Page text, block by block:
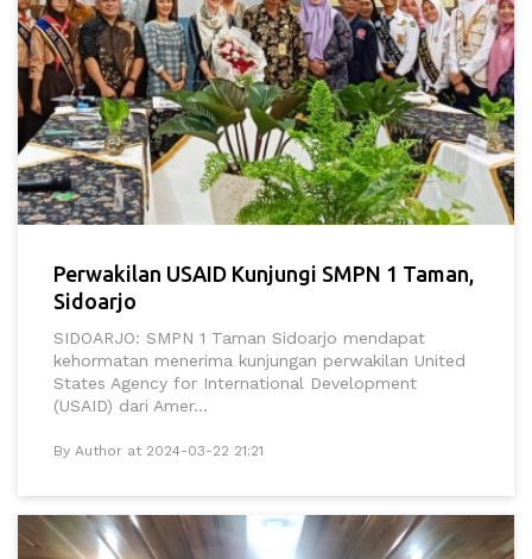
Perwakilan USAID Kunjungi SMPN 1 Taman,
Sidoarjo
SIDOARJO: SMPN 1 Taman Sidoarjo mendapat
kehormatan menerima kunjungan perwakilan United
States Agency for International Development
(USAID) dari Amer...
By Author at 2024-03-22 21:21